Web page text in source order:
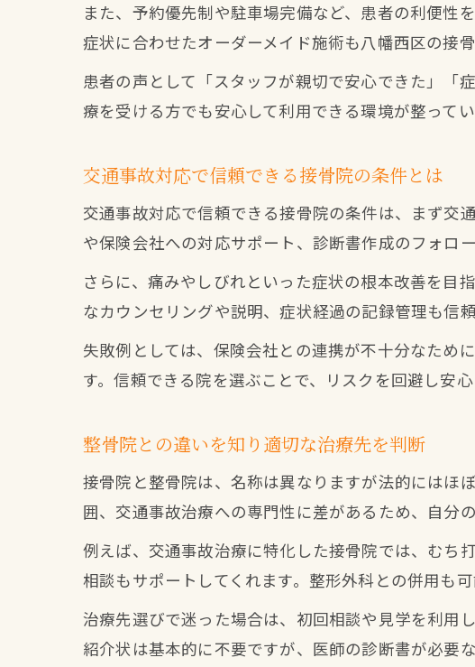
交
整
併
接
八
専
接
交
後遺症
接
接
後
また、予約優先制や駐車場完備など、患者の利便性
症状に合わせたオーダーメイド施術も八幡西区の接骨
患者の声として「スタッフが親切で安心できた」「
療を受ける方でも安心して利用できる環境が整ってい
交通事故対応で信頼できる接骨院の条件とは
交通事故対応で信頼できる接骨院の条件は、まず交
や保険会社への対応サポート、診断書作成のフォロ
さらに、痛みやしびれといった症状の根本改善を目
なカウンセリングや説明、症状経過の記録管理も信頼
失敗例としては、保険会社との連携が不十分なため
す。信頼できる院を選ぶことで、リスクを回避し安心
整骨院との違いを知り適切な治療先を判断
接骨院と整骨院は、名称は異なりますが法的にはほ
囲、交通事故治療への専門性に差があるため、自分
例えば、交通事故治療に特化した接骨院では、むち
相談もサポートしてくれます。整形外科との併用も
治療先選びで迷った場合は、初回相談や見学を利用
紹介状は基本的に不要ですが、医師の診断書が必要